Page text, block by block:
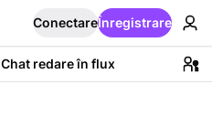
ConectareÎnregistrare
Chat redare în flux